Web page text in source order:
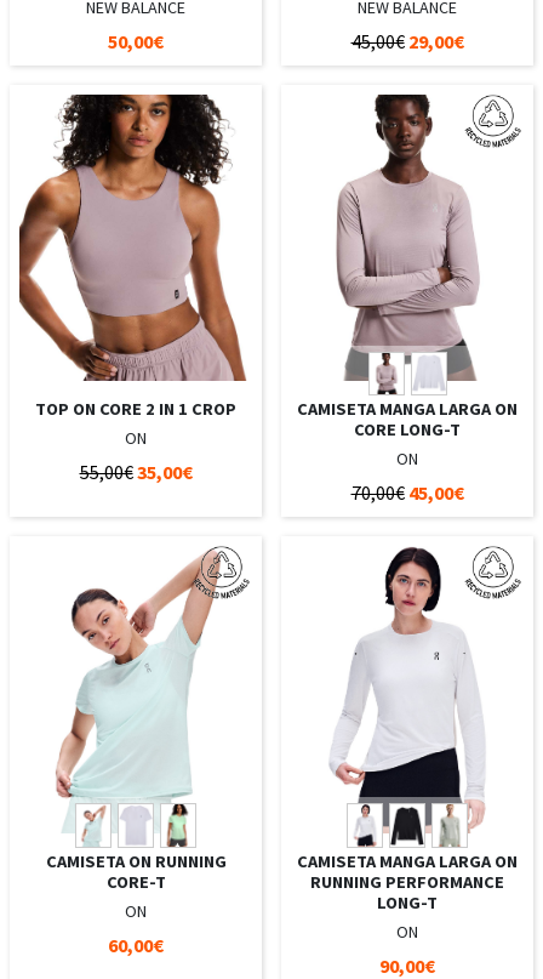
NEW BALANCE
50,00€
NEW BALANCE
45,00€ 29,00€
TOP ON CORE 2 IN 1 CROP
ON
55,00€35,00€
CAMISETA MANGA LARGA ON
CORE LONG-T
ON
70,00€ 45,00€
CAMISETA ON RUNNING
CORE-T
ON
60,00€
CAMISETA MANGA LARGA ON
RUNNING PERFORMANCE
LONG-T
ON
90,00€